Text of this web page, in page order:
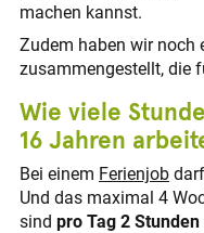
machen kannst.
Zudem haben wir noch
zusammengestellt, die
Wie viele
16 Jahren
Bei einem Ferienjob
Und das maximal 4
sind pro Tag 2 Stunden